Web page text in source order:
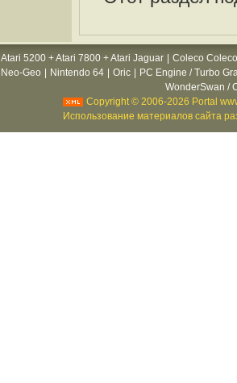
Atari 5200 + Atari 7800 + Atari Jaguar
Coleco
Neo-Geo Nintendo 64 Oric
PC Engine / Turbo
WonderSwan /
Copyright © 2006-2026 Portal
Использование материалов сайта